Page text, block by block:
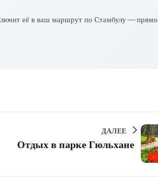
её в ваш маршрут по Стамбулу —
ДАЛЕЕ
Отдых в парке Гюльхане